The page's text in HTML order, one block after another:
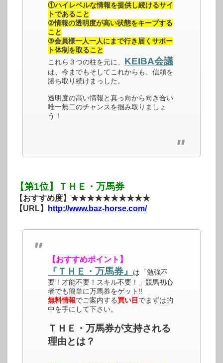
①ハイレベルな情報を提供し続けるサイ
トであること
②情報の透明度が高い状態をキープする
こと
③会員様一人一人にまで行き届くサポー
ト体制を取ること
これら３つの柱を元に、 KEIBA会議
は、今までもそしてこれからも、信頼を
勝ち取り続けまっした。
透明度の高い情報と真っ向から向き合い
唯一無二のチャンスを掴み取りましょ
う！
【第1位】ＴＨＥ・万馬券
【おすすめ度】★★★★★★★★★★
【URL】
http://www.baz-horse.com/
【おすすめポイント】
『ＴＨＥ・万馬券』
は「勉強不
要！才能不要！スキル不要！」競馬初心
者でも簡単に万馬券をゲット!!
無料情報でご案内する買い目 でまずは的
中を手にして下さい。
ＴＨＥ・万馬券が支持される
理由とは？